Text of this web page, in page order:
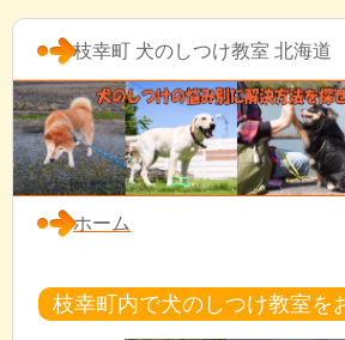
枝幸町 犬のしつけ教室 北海道
ホーム
枝幸町内で犬のしつけ教室を